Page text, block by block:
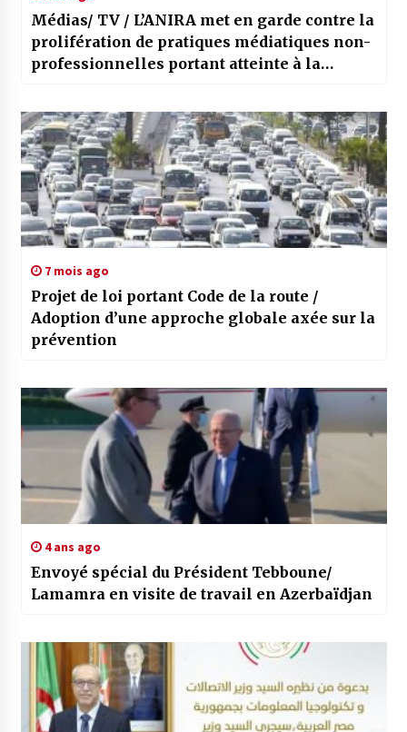
Médias/ TV / L’ANIRA met en garde contre la
prolifération de pratiques médiatiques non-
professionnelles portant atteinte à la
7 mois ago
Projet de loi portant Code de la route /
Adoption d’une approche globale axée sur la
prévention
4 ans ago
Envoyé spécial du Président Tebboune/
Lamamra en visite de travail en Azerbaïdjan